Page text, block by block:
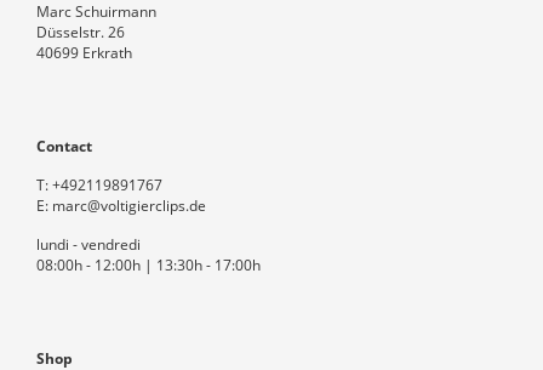
Marc Schuirmann
Düsselstr. 26
40699 Erkrath
Contact
T:+492119891767
E: marc@voltigierclips.de
lundi - vendredi
08:00h - 12:00h | 13:30h - 17:00h
Shop